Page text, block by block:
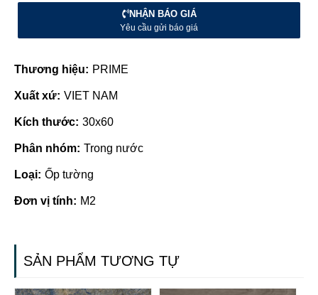
NHẬN BÁO GIÁ
Yêu cầu gửi báo giá
Thương hiệu: PRIME
Xuất xứ: VIET NAM
Kích thước: 30x60
Phân nhóm: Trong nước
Loại: Ốp tường
Đơn vị tính: M2
SẢN PHẨM TƯƠNG TỰ